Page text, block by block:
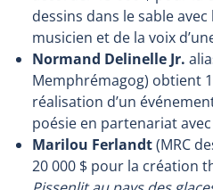
dessins dans le sable avec
musicien et de la voix
Normand DelinelleJr.
Memphrémagog) obtient
réalisation d’un
poésie en partenariat
Marilou Ferlandt(MRC
20 000 $ pour la création